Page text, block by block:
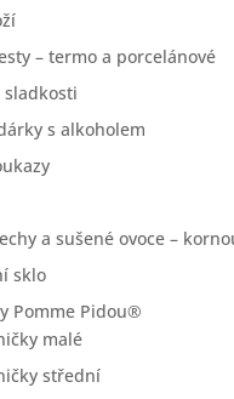
– termo a porcelánové
sladkosti
s alkoholem
a sušené ovoce –
sklo
Pomme Pidou®
malé
střední